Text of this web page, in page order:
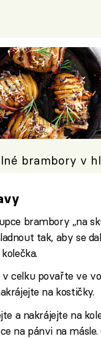
brambory v
brambory „na
tak, aby se
v celku povařte ve
na kostičky.
a nakrájejte na
na pánvi na